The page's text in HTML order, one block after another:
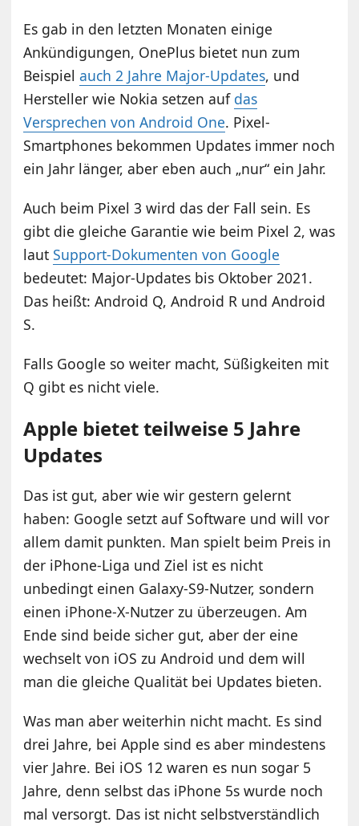
Es gab in den letzten Monaten einige
Ankündigungen, OnePlus bietet nun zum
Beispielauch 2 Jahre Major-Updates, und
Hersteller wie Nokia setzen auf das
Versprechen von Android One. Pixel-
Smartphones bekommen Updates immer noch
ein Jahr länger, aber eben auch „nur“ ein Jahr.
Auch beim Pixel 3 wird das der Fall sein. Es
gibt die gleiche Garantie wie beim Pixel 2, was
lautSupport-Dokumenten von Google
bedeutet: Major-Updates bis Oktober 2021.
Das heißt: Android Q, Android R und Android
S.
Falls Google so weiter macht, Süßigkeiten mit
Q gibt es nicht viele.
Apple bietet teilweise 5 Jahre
Updates
Das ist gut, aber wie wir gestern gelernt
haben: Google setzt auf Software und will vor
allem damit punkten. Man spielt beim Preis in
der iPhone-Liga und Ziel ist es nicht
unbedingt einen Galaxy-S9-Nutzer, sondern
einen iPhone-X-Nutzer zu überzeugen. Am
Ende sind beide sicher gut, aber der eine
wechselt von iOS zu Android und dem will
man die gleiche Qualität bei Updates bieten.
Was man aber weiterhin nicht macht. Es sind
drei Jahre, bei Apple sind es aber mindestens
vier Jahre. Bei iOS 12 waren es nun sogar 5
Jahre, denn selbst das iPhone 5s wurde noch
mal versorgt. Das ist nicht selbstverständlich